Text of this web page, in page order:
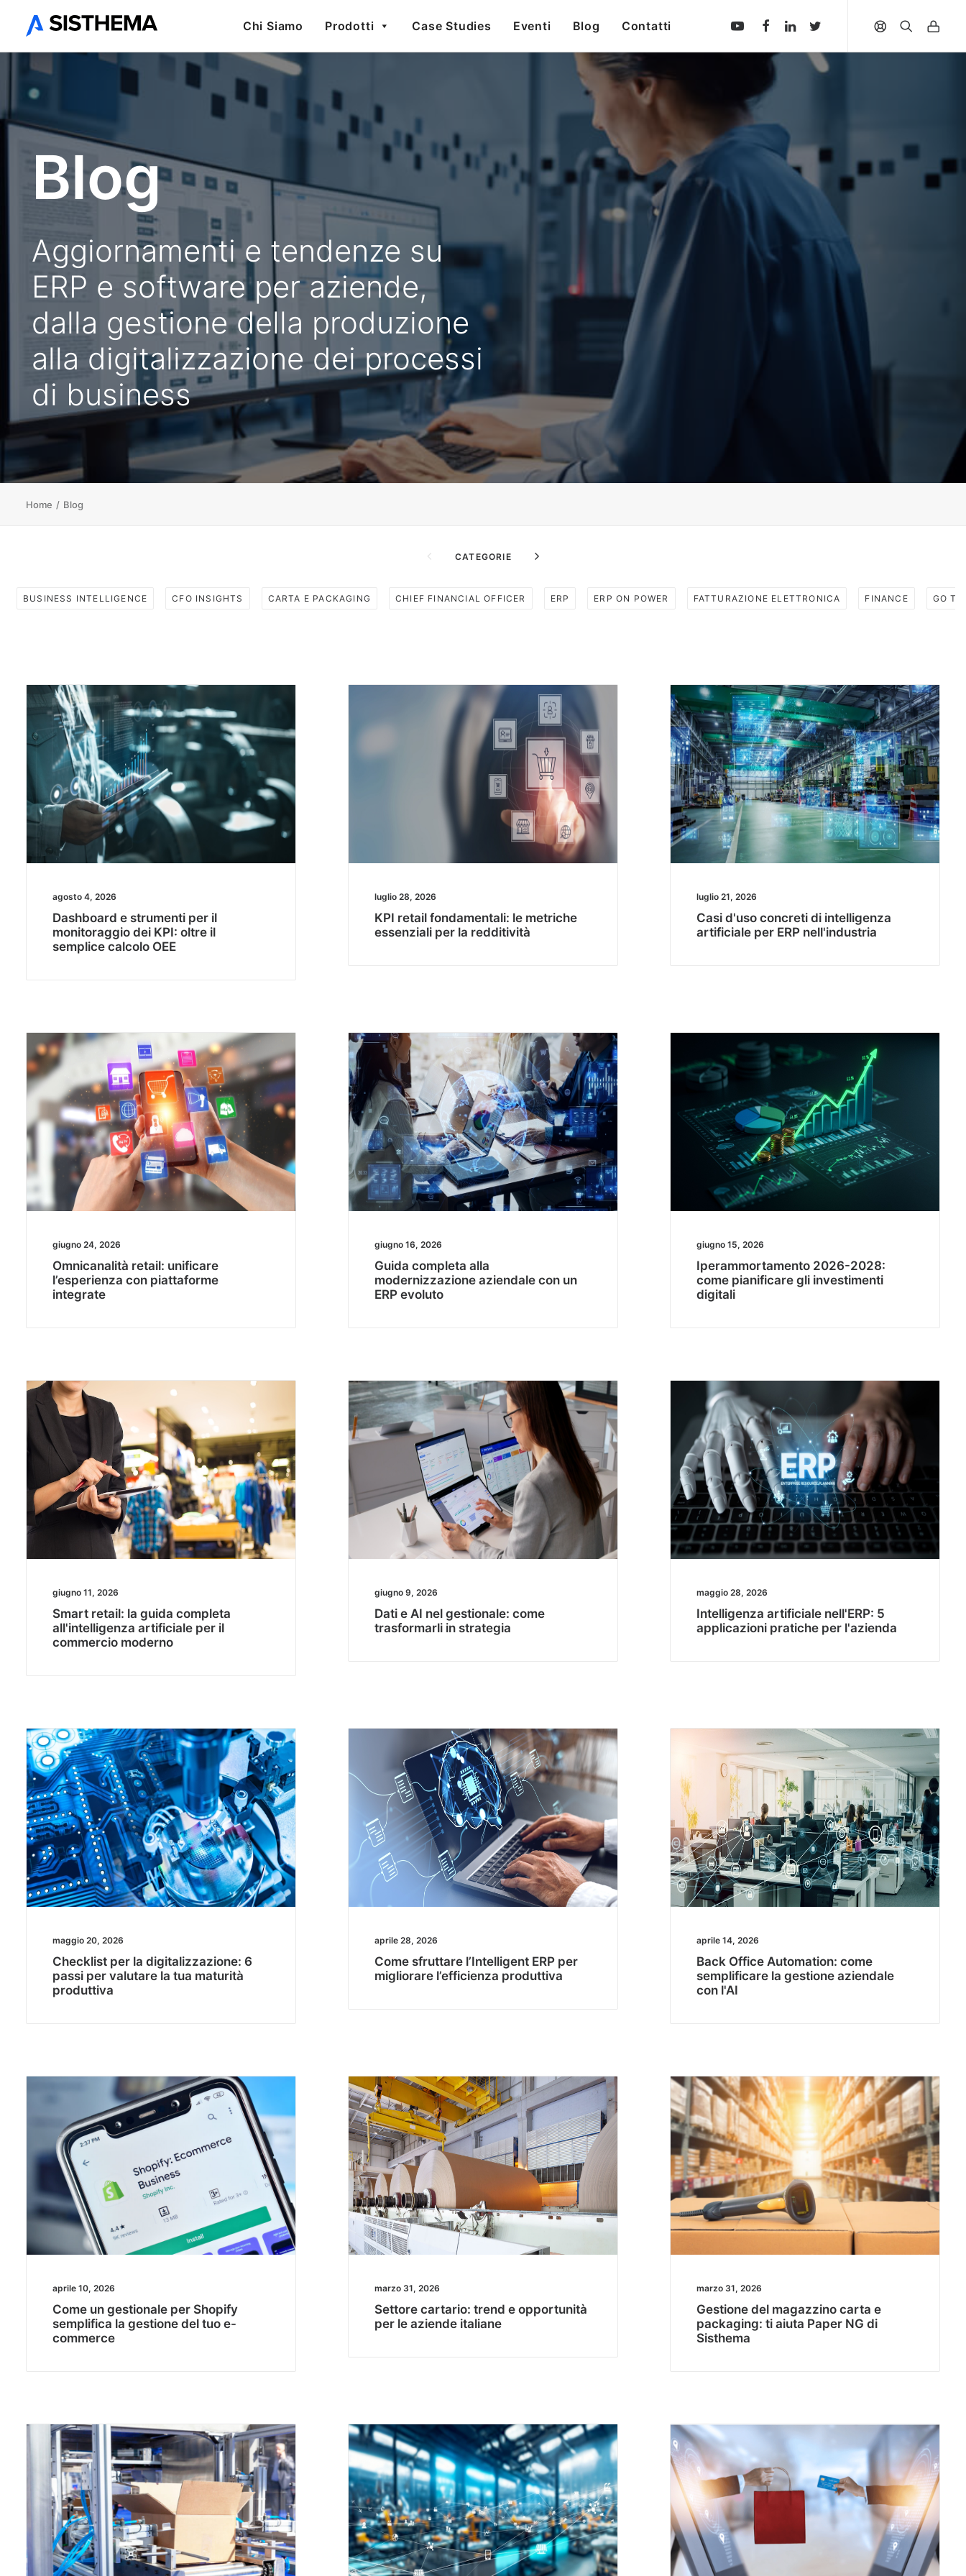
Chi Siamo Prodotti Case Studies Eventi Blog Contatti
Blog
Aggiornamenti e tendenze su
ERP e software per aziende,
dalla gestione della produzione
alla digitalizzazione dei processi
di business
Home Blog
CATEGORIE
BUSINESS INTELLIGENCE CFO INSIGHTS CARTA E PACKAGING CHIEF FINANCIAL OFFICER ERP ERP ON POWER FATTURAZIONE ELETTRONICA FINANCE GO
agosto 4, 2026
Dashboard e strumenti per il
monitoraggio dei KPI: oltre il
semplice calcolo OEE
luglio 28, 2026
KPI retail fondamentali: le metriche
essenziali per la redditività
luglio 21, 2026
Casi d'uso concreti di intelligenza
artificiale per ERP nell'industria
giugno 24, 2026
Omnicanalità retail: unificare
l’esperienza con piattaforme
integrate
giugno 16, 2026
Guida completa alla
modernizzazione aziendale con un
ERP evoluto
giugno 15, 2026
Iperammortamento 2026-2028:
come pianificare gli investimenti
digitali
giugno 11, 2026
Smart retail: la guida completa
all'intelligenza artificiale per il
commercio moderno
giugno 9, 2026
Dati e AI nel gestionale: come
trasformarli in strategia
maggio 28, 2026
Intelligenza artificiale nell'ERP: 5
applicazioni pratiche per l'azienda
maggio 20, 2026
Checklist per la digitalizzazione: 6
passi per valutare la tua maturità
produttiva
aprile 28, 2026
Come sfruttare l’Intelligent ERP per
migliorare l’efficienza produttiva
aprile 14, 2026
Back Office Automation: come
semplificare la gestione aziendale
con l'AI​
aprile 10, 2026
Come un gestionale per Shopify
semplifica la gestione del tuo e-
commerce
marzo 31, 2026
Settore cartario: trend e opportunità
per le aziende italiane
marzo 31, 2026
Gestione del magazzino carta e
packaging: ti aiuta Paper NG di
Sisthema